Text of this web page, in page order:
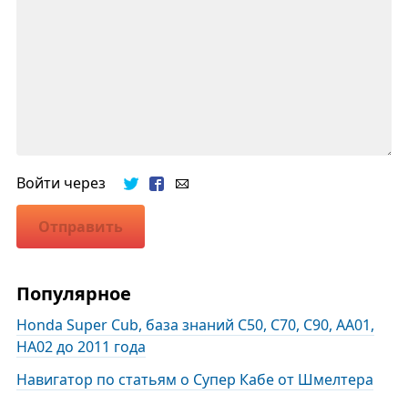
Войти через
Отправить
Популярное
Honda Super Cub, база знаний C50, C70, C90, AA01,
HA02 до 2011 года
Навигатор по статьям о Супер Кабе от Шмелтера